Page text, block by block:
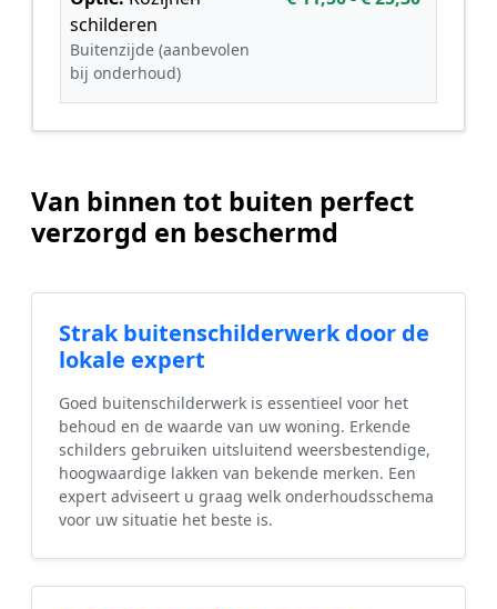
schilderen
Buitenzijde (aanbevolen
bij onderhoud)
Van binnen tot buiten perfect
verzorgd en beschermd
Strak buitenschilderwerk door de
lokale expert
Goed buitenschilderwerk is essentieel voor het
behoud en de waarde van uw woning. Erkende
schilders gebruiken uitsluitend weersbestendige,
hoogwaardige lakken van bekende merken. Een
expert adviseert u graag welk onderhoudsschema
voor uw situatie het beste is.